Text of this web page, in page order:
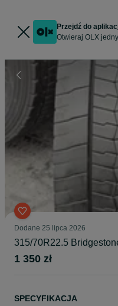
Przejdź do
Otwieraj OLX
Dodane 25 lipca 2026
315/70R22.5
1 350 zł
SPECYFIKACJA